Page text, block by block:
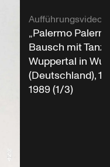
Aufführungsvideo
„Palermo
Bausch mit
Wuppertal in
(Deutschland),
1989 (1/3)